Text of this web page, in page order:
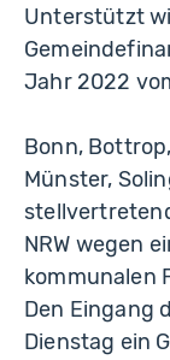
Unterstützt
Jahr 2022
Bonn,
Münster,
NRW wegen
kommunalen
Den Eingang
Dienstag ein